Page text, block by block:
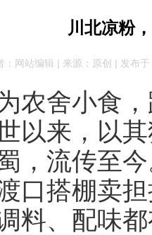
川北凉粉
：网站编辑 | 来源：原创 | 发布
农舍小食
以来，以
，流传至
口搭棚卖
料、配味